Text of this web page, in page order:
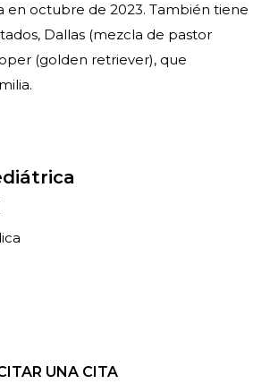
en octubre de 2023. También tiene
Dallas (mezcla de pastor
(golden retriever), que
UNA CITA